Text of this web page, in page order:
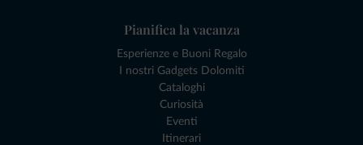
Pianifica la vacanza
Esperienze e Buoni Regalo
I nostri Gadgets Dolomiti
Cataloghi
Curiosità
Eventi
Itinerari